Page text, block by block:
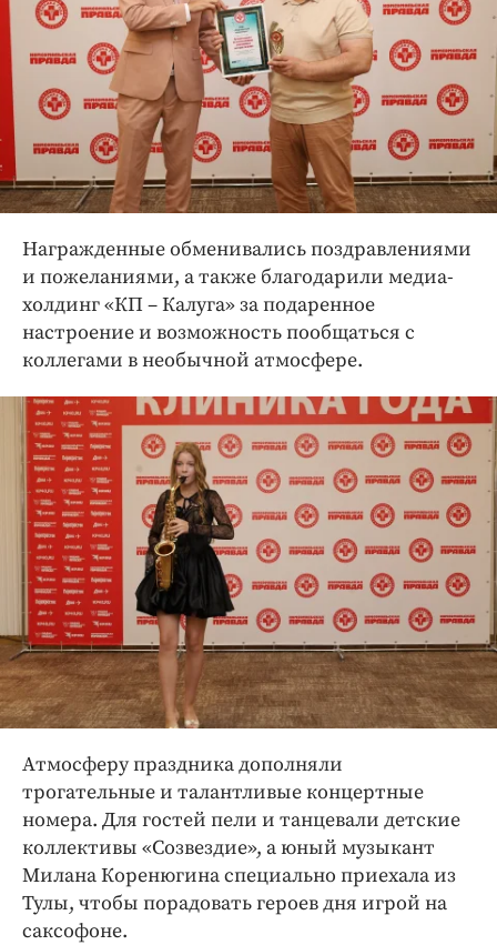
Награжденные обменивались поздравлениями
и пожеланиями, а также благодарили медиа-
холдинг «КП – Калуга» за подаренное
настроение и возможность пообщаться с
коллегами в необычной атмосфере.
Атмосферу праздника дополняли
трогательные и талантливые концертные
номера. Для гостей пели и танцевали детские
коллективы «Созвездие», а юный музыкант
Милана Коренюгина специально приехала из
Тулы, чтобы порадовать героев дня игрой на
саксофоне.